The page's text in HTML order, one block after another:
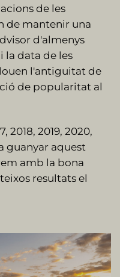
de les
de mantenir una
d'almenys
la data de les
l'antiguitat de
de popularitat al
2018, 2019, 2020,
guanyar aquest
amb la bona
resultats el